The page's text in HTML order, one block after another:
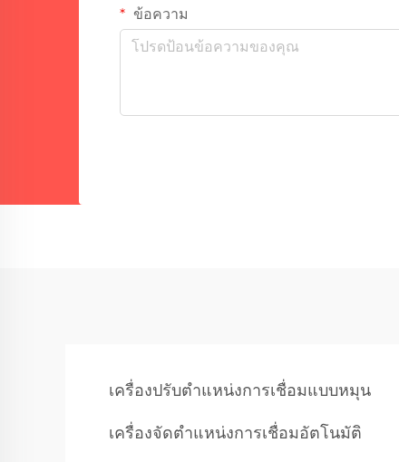
ข้อความ
เครื่องปรับตำแหน่งการเชื่อมแบบหมุน
เครื่องจัดตำแหน่งการเชื่อมอัตโนมัติ